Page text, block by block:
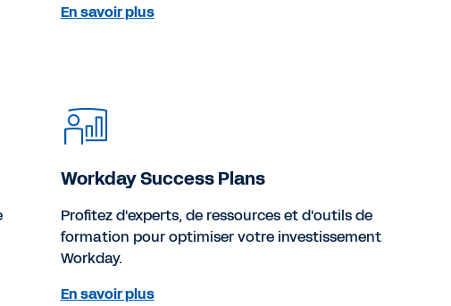
En savoir plus
Workday Success Plans
Profitez d'experts, de ressources et d'outils de
formation pour optimiser votre investissement
Workday.
En savoir plus